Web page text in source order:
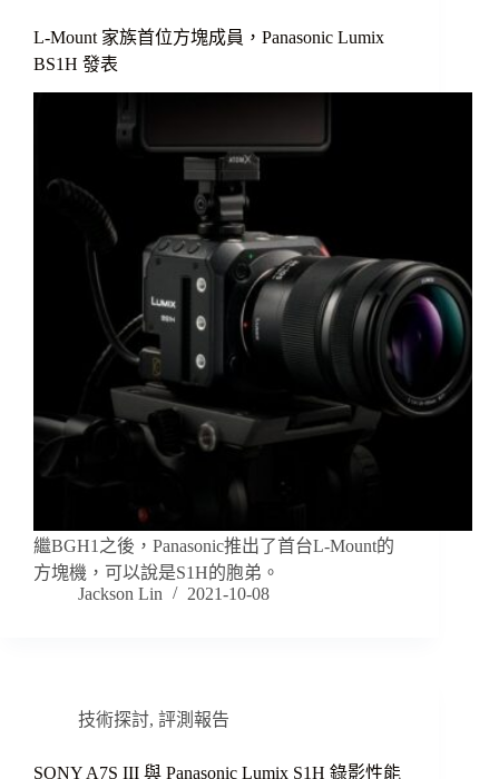
L-Mount 家族首位方塊成員，Panasonic Lumix
BS1H 發表
繼BGH1之後，Panasonic推出了首台L-Mount的
方塊機，可以說是S1H的胞弟。
Jackson Lin
2021-10-08
技術探討, 評測報告
SONY A7S III 與 Panasonic Lumix S1H 錄影性能